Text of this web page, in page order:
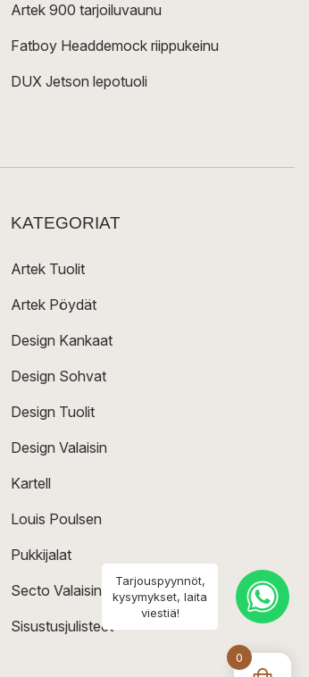
0
Artek 900 tarjoiluvaunu
Fatboy Headdemock riippukeinu
DUX Jetson lepotuoli
KATEGORIAT
Artek Tuolit
Artek Pöydät
Design Kankaat
Design Sohvat
Design Tuolit
Design Valaisin
Kartell
Louis Poulsen
Pukkijalat
Secto Valaisin
Sisustusjulisteet
Tarjouspyynnöt,
kysymykset, laita
viestiä!